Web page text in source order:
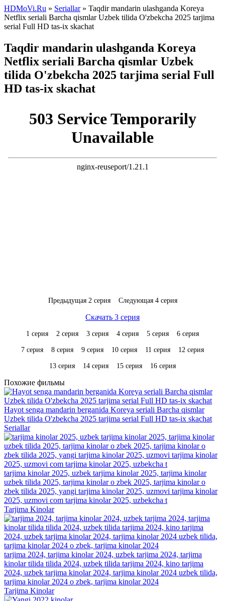
HDMoVi.Ru » Seriallar» Taqdir mandarin ulashganda Koreya
Netflix seriali Barcha qismlar Uzbek tilida O'zbekcha 2025 tarjima
serial Full HD tas-ix skachat
Taqdir mandarin ulashganda Koreya
Netflix seriali Barcha qismlar Uzbek
tilida O'zbekcha 2025 tarjima serial Full
HD tas-ix skachat
Предыдущая 2 серия Следующая 4 серия
Скачать 3 серия
1 серия 2 серия 3 серия 4 серия 5 серия 6 серия
7 серия 8 серия 9 серия 10 серия 11 серия 12 серия
13 серия 14 серия 15 серия 16 серия
Похожие фильмы
Hayot senga mandarin berganida Koreya seriali Barcha qismlar
Uzbek tilida O'zbekcha 2025 tarjima serial Full HD tas-ix skachat
Seriallar
tarjima kinolar 2025, uzbek tarjima kinolar 2025, tarjima kinolar
uzbek tilida 2025, tarjima kinolar o zbek 2025, tarjima kinolar o
zbek tilida 2025, yangi tarjima kinolar 2025, uzmovi tarjima kinolar
2025, uzmovi com tarjima kinolar 2025, uzbekcha t
Tarjima Kinolar
tarjima 2024, tarjima kinolar 2024, uzbek tarjima 2024, tarjima
kinolar tilida tilida 2024, uzbek tilida tarjima 2024, kino tarjima
2024, uzbek tarjima kinolar 2024, tarjima kinolar 2024 uzbek tilida,
tarjima kinolar 2024 o zbek, tarjima kinolar 2024
Tarjima Kinolar